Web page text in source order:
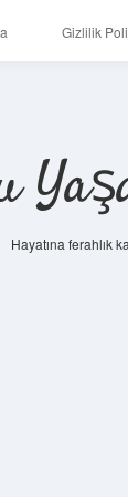
Gizlilik
Hayatına ferahlık